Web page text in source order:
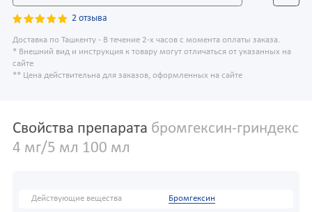
2 отзыва
Доставка по Ташкенту - В течение 2-х часов с момента оплаты заказа.
* Внешний вид и инструкция к товару могут отличаться от указанных на
сайте
** Цена действительна для заказов, оформленных на сайте
Свойства препарата бромгексин-гриндекс
4 мг/5 мл 100 мл
Действующие вещества Бромгексин